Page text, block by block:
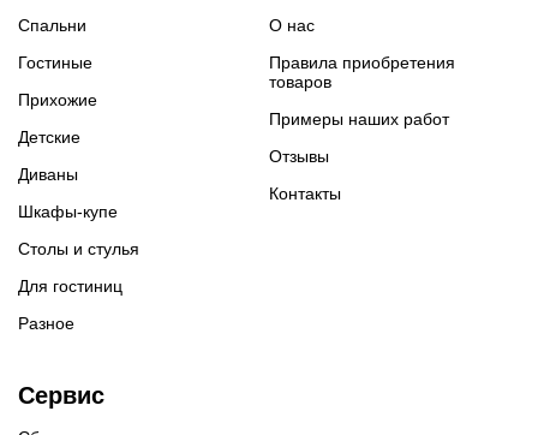
Спальни
Гостиные
Прихожие
Детские
Диваны
Шкафы-купе
Столы и стулья
Для гостиниц
Разное
О нас
Правила приобретения
товаров
Примеры наших работ
Отзывы
Контакты
Сервис